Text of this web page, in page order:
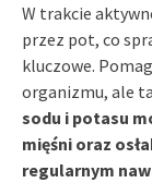
W trakcie
przez pot, co
kluczowe.
organizmu, ale
sodu i potasu
mięśni oraz
regularnym